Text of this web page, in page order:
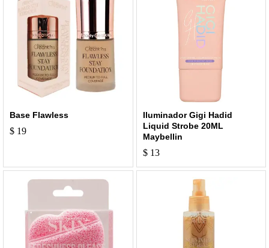
Base Flawless
$ 19
Iluminador Gigi Hadid
Liquid Strobe 20ML
Maybellin
$13